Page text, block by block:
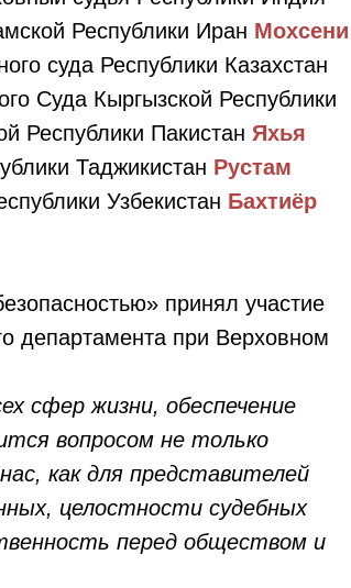
Республики Иран Мохсени
суда Республики Казахстан
Суда Кыргызской Республики
Республики Пакистан Яхья
Таджикистан Рустам
Узбекистан Бахтиёр
принял участие
департамента при Верховном
сфер жизни, обеспечение
вопросом не только
как для представителей
целостности судебных
перед обществом и